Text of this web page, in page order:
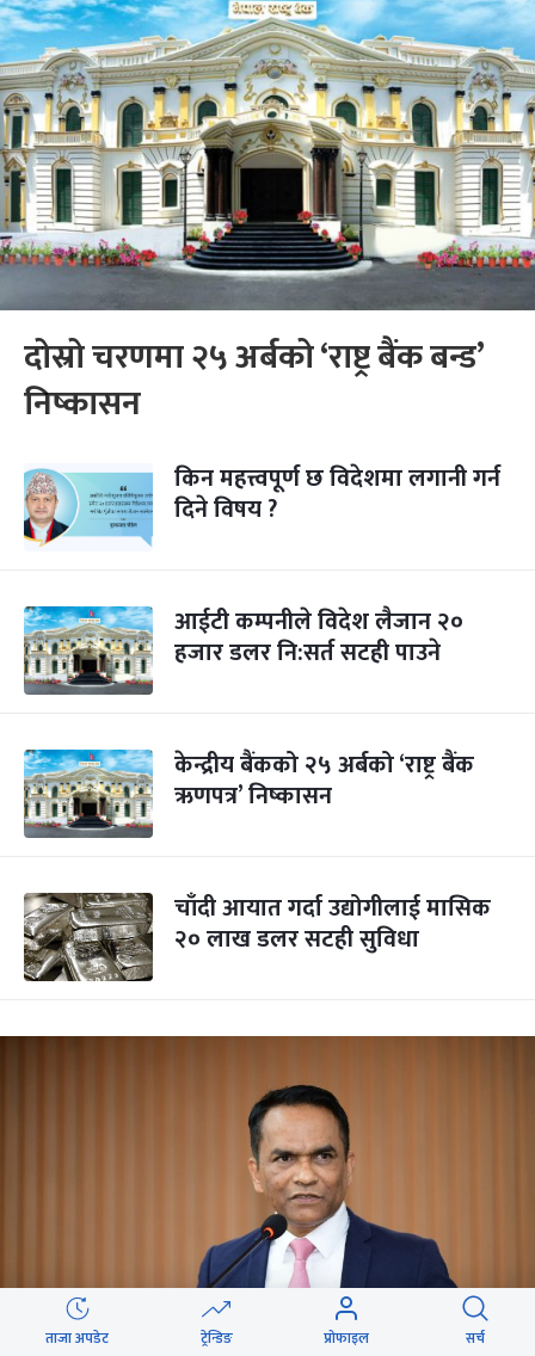
दोस्रो चरणमा २५ अर्बको ‘राष्ट्र बैंक बन्ड’
निष्कासन
किन महत्त्वपूर्ण छ विदेशमा लगानी गर्न
दिने विषय ?
आईटी कम्पनीले विदेश लैजान २०
हजार डलर नि:सर्त सटही पाउने
केन्द्रीय बैंकको २५ अर्बको ‘राष्ट्र बैंक
ऋणपत्र’ निष्कासन
चाँदी आयात गर्दा उद्योगीलाई मासिक
२० लाख डलर सटही सुविधा
ताजा अपडेट ट्रेन्डिङ प्रोफाइल सर्च